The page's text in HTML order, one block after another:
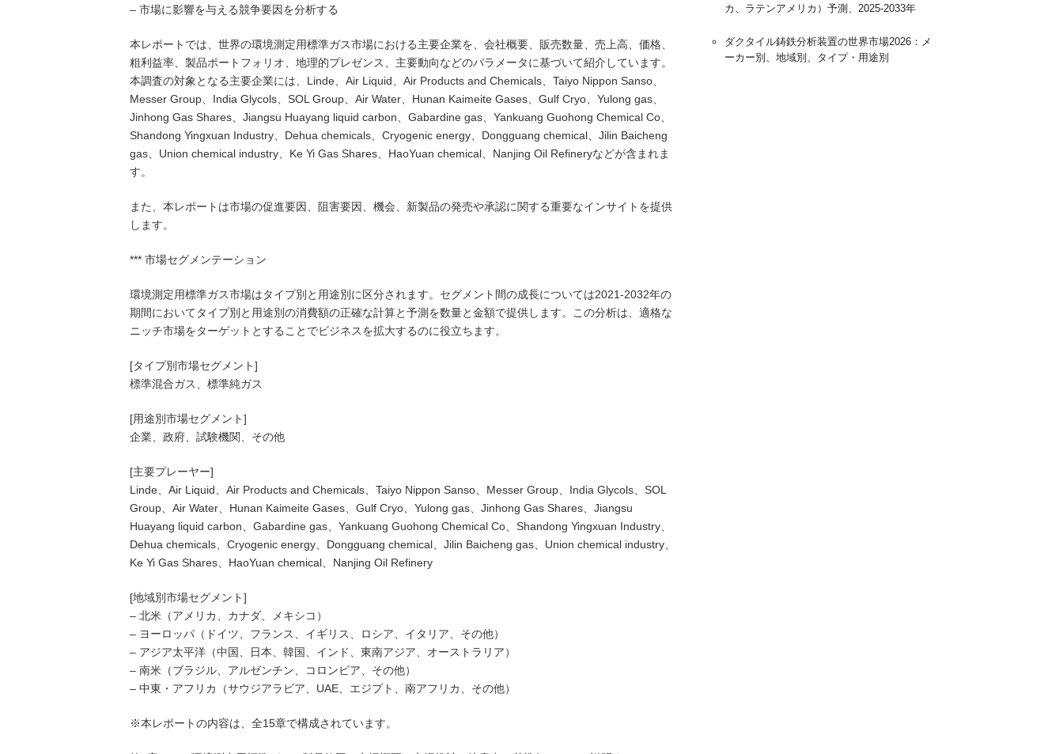
– 市場に影響を与える競争要因を分析する
本レポートでは、世界の環境測定用標準ガス市場における主要企業を、会社概要、販売数量、売上高、価格、
粗利益率、製品ポートフォリオ、地理的プレゼンス、主要動向などのパラメータに基づいて紹介しています。
本調査の対象となる主要企業には、Linde、Air Liquid、Air Products and Chemicals、Taiyo Nippon Sanso、
Messer Group、India Glycols、SOL Group、Air Water、Hunan Kaimeite Gases、Gulf Cryo、Yulong gas、
Jinhong Gas Shares、Jiangsu Huayang liquid carbon、Gabardine gas、Yankuang Guohong Chemical Co、
Shandong Yingxuan Industry、Dehua chemicals、Cryogenic energy、Dongguang chemical、Jilin Baicheng
gas、Union chemical industry、Ke Yi Gas Shares、HaoYuan chemical、Nanjing Oil Refineryなどが含まれま
す。
また、本レポートは市場の促進要因、阻害要因、機会、新製品の発売や承認に関する重要なインサイトを提供
します。
*** 市場セグメンテーション
環境測定用標準ガス市場はタイプ別と用途別に区分されます。セグメント間の成長については2021-2032年の
期間においてタイプ別と用途別の消費額の正確な計算と予測を数量と金額で提供します。この分析は、適格な
ニッチ市場をターゲットとすることでビジネスを拡大するのに役立ちます。
[タイプ別市場セグメント]
標準混合ガス、標準純ガス
[用途別市場セグメント]
企業、政府、試験機関、その他
[主要プレーヤー]
Linde、Air Liquid、Air Products and Chemicals、Taiyo Nippon Sanso、Messer Group、India Glycols、SOL
Group、Air Water、Hunan Kaimeite Gases、Gulf Cryo、Yulong gas、Jinhong Gas Shares、Jiangsu
Huayang liquid carbon、Gabardine gas、Yankuang Guohong Chemical Co、Shandong Yingxuan Industry、
Dehua chemicals、Cryogenic energy、Dongguang chemical、Jilin Baicheng gas、Union chemical industry、
Ke Yi Gas Shares、HaoYuan chemical、Nanjing Oil Refinery
[地域別市場セグメント]
– 北米（アメリカ、カナダ、メキシコ）
– ヨーロッパ（ドイツ、フランス、イギリス、ロシア、イタリア、その他）
– アジア太平洋（中国、日本、韓国、インド、東南アジア、オーストラリア）
– 南米（ブラジル、アルゼンチン、コロンビア、その他）
– 中東・アフリカ（サウジアラビア、UAE、エジプト、南アフリカ、その他）
※本レポートの内容は、全15章で構成されています。
カ、ラテンアメリカ）予測、2025-2033年
ダクタイル鋳鉄分析装置の世界市場2026：メ
ーカー別、地域別、タイプ・用途別